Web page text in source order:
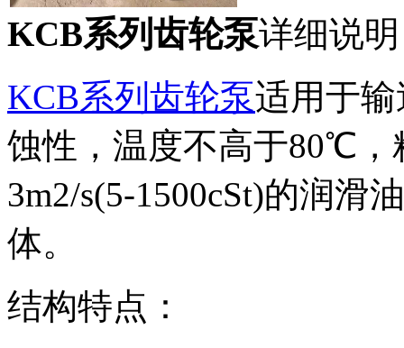
KCB系列齿轮泵详细说
KCB系列齿轮泵适用于
蚀性，温度不高于80℃，
3m2/s(5-1500cSt)的润滑
体。
结构特点：